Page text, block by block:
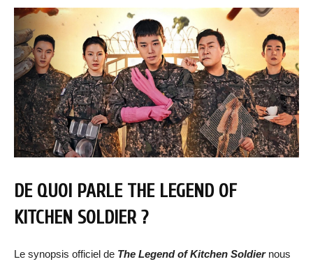
DE QUOI PARLE THE LEGEND OF
KITCHEN SOLDIER ?
Le synopsis officiel de The Legend of Kitchen Soldiernous